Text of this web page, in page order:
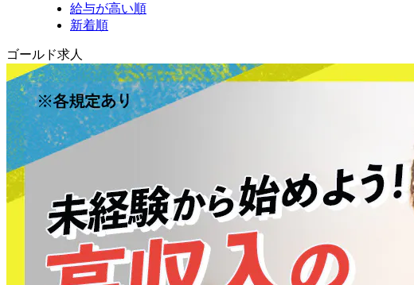
給与が高い順
新着順
ゴールド求人